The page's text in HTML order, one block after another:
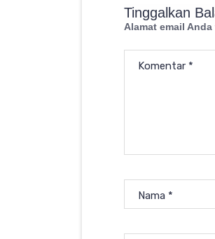
Tinggalkan
Alamat email
Komentar *
Nama *